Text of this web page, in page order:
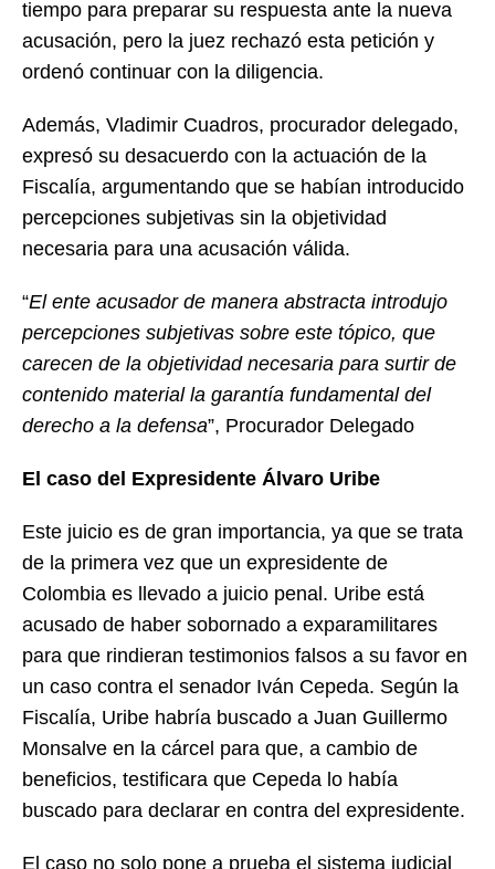
tiempo para preparar su respuesta ante la nueva
acusación, pero la juez rechazó esta petición y
ordenó continuar con la diligencia.
Además, Vladimir Cuadros, procurador delegado,
expresó su desacuerdo con la actuación de la
Fiscalía, argumentando que se habían introducido
percepciones subjetivas sin la objetividad
necesaria para una acusación válida.
“El ente acusador de manera abstracta introdujo
percepciones subjetivas sobre este tópico, que
carecen de la objetividad necesaria para surtir de
contenido material la garantía fundamental del
derecho a la defensa”, Procurador Delegado
El caso del Expresidente Álvaro Uribe
Este juicio es de gran importancia, ya que se trata
de la primera vez que un expresidente de
Colombia es llevado a juicio penal. Uribe está
acusado de haber sobornado a exparamilitares
para que rindieran testimonios falsos a su favor en
un caso contra el senador Iván Cepeda. Según la
Fiscalía, Uribe habría buscado a Juan Guillermo
Monsalve en la cárcel para que, a cambio de
beneficios, testificara que Cepeda lo había
buscado para declarar en contra del expresidente.
El caso no solo pone a prueba el sistema judicial